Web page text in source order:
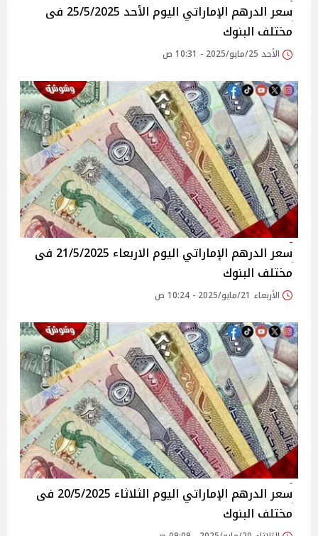
سعر الدرهم الإماراتي اليوم الأحد 25/5/2025 فى
مختلف البنوك
الأحد 25/مايو/2025 - 10:31 ص
سعر الدرهم الإماراتي اليوم الاربعاء 21/5/2025 فى
مختلف البنوك
الأربعاء 21/مايو/2025 - 10:24 ص
سعر الدرهم الإماراتي اليوم الثلاثاء 20/5/2025 فى
مختلف البنوك